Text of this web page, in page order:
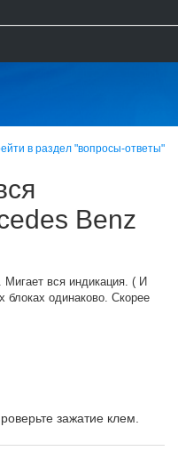
в раздел "вопросы-ответы"
Benz
Мигает вся индикация. ( И
блоках одинаково. Скорее
зажатие клем.